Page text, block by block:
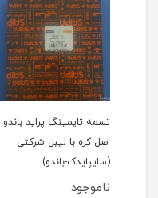
تسمه تایمینگ پراید باندو
اصل کره با لیبل شرکتی
(سایپایدک-باندو)
ناموجود